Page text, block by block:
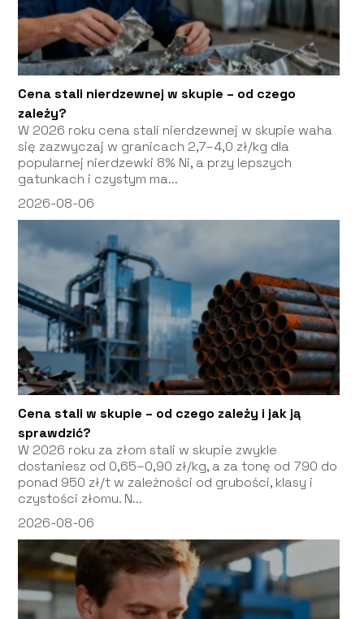
Cena stali nierdzewnej w skupie – od czego
zależy?
W 2026 roku cena stali nierdzewnej w skupie waha
się zazwyczaj w granicach 2,7–4,0 zł/kg dla
popularnej nierdzewki 8% Ni, a przy lepszych
gatunkach i czystym ma...
2026-08-06
Cena stali w skupie – od czego zależy i jak ją
sprawdzić?
W 2026 roku za złom stali w skupie zwykle
dostaniesz od 0,65–0,90 zł/kg, a za tonę od 790 do
ponad 950 zł/t w zależności od grubości, klasy i
czystości złomu. N...
2026-08-06